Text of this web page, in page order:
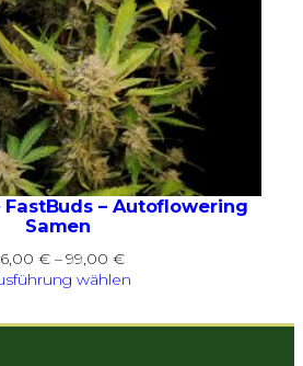
– Autoflowering
Samen
€ –99,00 €Preisspanne:
36,00 €
99,00 €
wählen